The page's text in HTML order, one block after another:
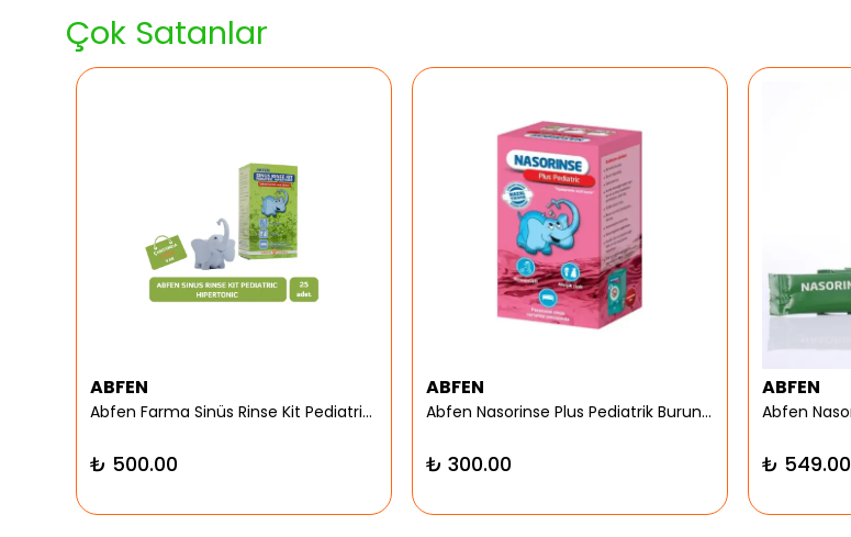
Çok Satanlar
ABFEN
Abfen Farma Sinüs Rinse Kit Pediatrik Hipertonic
₺ 500.00
ABFEN
Abfen Nasorinse Plus Pediatrik Burun Yıkama Kiti
₺ 300.00
ABFEN
₺ 549.00